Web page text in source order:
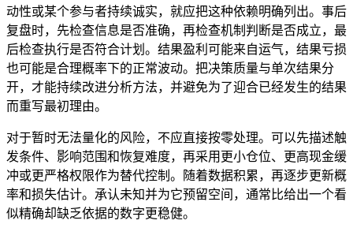
动性或某个参与者持续诚实，就应把这种依赖明确列出。事后
复盘时，先检查信息是否准确，再检查机制判断是否成立，最
后检查执行是否符合计划。结果盈利可能来自运气，结果亏损
也可能是合理概率下的正常波动。把决策质量与单次结果分
开，才能持续改进分析方法，并避免为了迎合已经发生的结果
而重写最初理由。
对于暂时无法量化的风险，不应直接按零处理。可以先描述触
发条件、影响范围和恢复难度，再采用更小仓位、更高现金缓
冲或更严格权限作为替代控制。随着数据积累，再逐步更新概
率和损失估计。承认未知并为它预留空间，通常比给出一个看
似精确却缺乏依据的数字更稳健。